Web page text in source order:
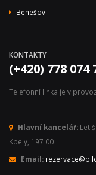
Benešov
KONTAKTY
(+420) 778 074
Telefonní linka je v
Hlavní kancelář:
Kbely, 197 00
Email: